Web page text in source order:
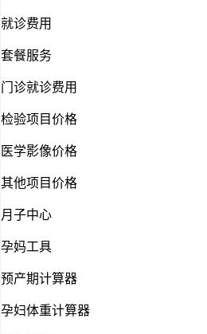
就诊费用
套餐服务
门诊就诊费用
检验项目价格
医学影像价格
其他项目价格
月子中心
孕妈工具
预产期计算器
孕妇体重计算器